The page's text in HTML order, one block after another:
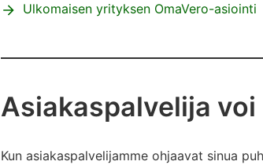
Ulkomaisen yrityksen OmaVero-asiointi
Asiakaspalvelija
Kun asiakaspalvelijamme ohjaavat sinua